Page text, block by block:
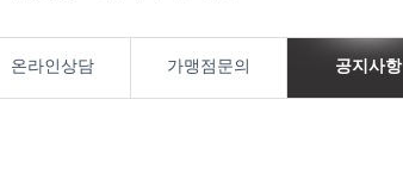
온라인상담 가맹점문의 공지사항